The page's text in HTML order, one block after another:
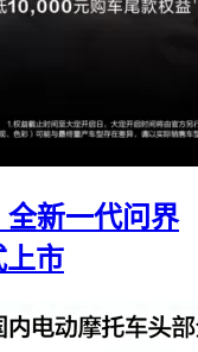
新一代问界
上市